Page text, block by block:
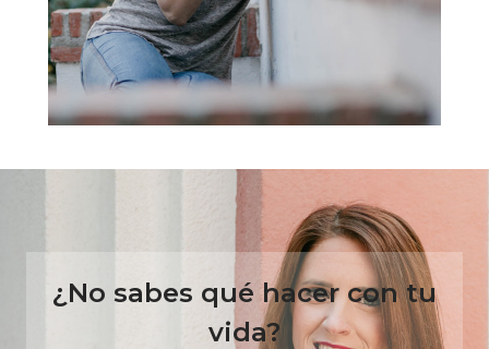
¿No sabes qué hacer con tu
vida?